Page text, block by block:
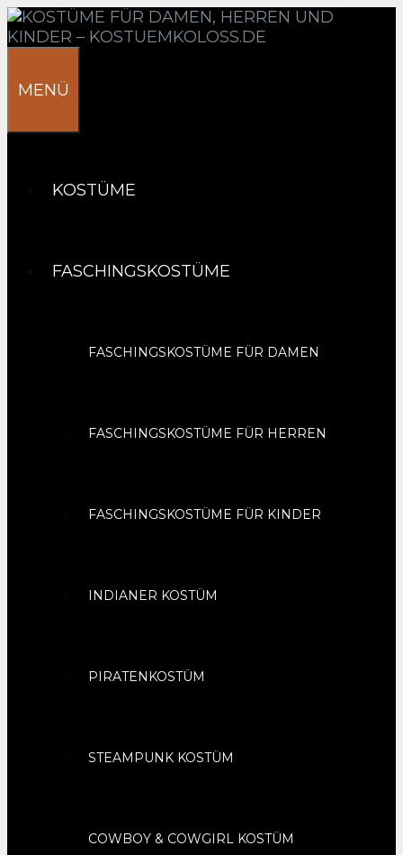
Springe
zum
MENÜ
KOSTÜME
FASCHINGSKOSTÜME
FASCHINGSKOSTÜME FÜR DAMEN
FASCHINGSKOSTÜME FÜR HERREN
FASCHINGSKOSTÜME FÜR KINDER
INDIANER KOSTÜM
PIRATENKOSTÜM
STEAMPUNK KOSTÜM
COWBOY & COWGIRL KOSTÜM